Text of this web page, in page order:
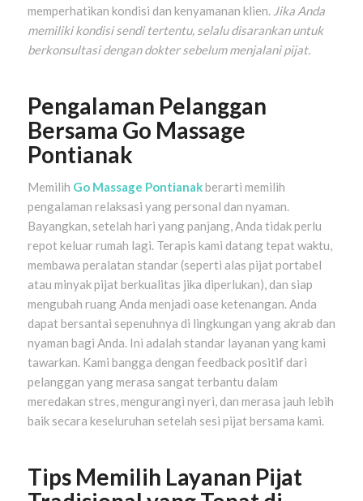
memperhatikan kondisi dan kenyamanan klien. Jika Anda
memiliki kondisi sendi tertentu, selalu disarankan untuk
berkonsultasi dengan dokter sebelum menjalani pijat.
Pengalaman Pelanggan
Bersama Go Massage
Pontianak
Memilih Go Massage Pontianakberarti memilih
pengalaman relaksasi yang personal dan nyaman.
Bayangkan, setelah hari yang panjang, Anda tidak perlu
repot keluar rumah lagi. Terapis kami datang tepat waktu,
membawa peralatan standar (seperti alas pijat portabel
atau minyak pijat berkualitas jika diperlukan), dan siap
mengubah ruang Anda menjadi oase ketenangan. Anda
dapat bersantai sepenuhnya di lingkungan yang akrab dan
nyaman bagi Anda. Ini adalah standar layanan yang kami
tawarkan. Kami bangga dengan feedback positif dari
pelanggan yang merasa sangat terbantu dalam
meredakan stres, mengurangi nyeri, dan merasa jauh lebih
baik secara keseluruhan setelah sesi pijat bersama kami.
Tips Memilih Layanan Pijat